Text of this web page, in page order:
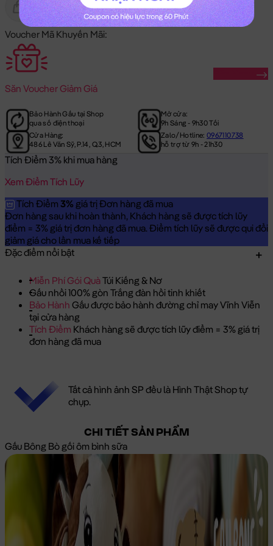
Gửi Tặng Hết Hàng
Voucher Mã Khuyến Mãi:
Săn Voucher Giảm Giá
Bảo Hành Gấu tại Shop
qua số điện thoại
Mở cửa:
9h Sáng - 9h30 Tối
Cửa Hàng:
486 Lê Văn Sỹ, P.14, Q.3, HCM
Zalo/Hotline:0967110738
hỗ trợ từ 9h - 21h30
Tích Điểm 3% khi mua hàng
Xem Điểm Tích Lũy
Tích Điểm 3% giá trị Đơn hàng đã mua
Đơn hàng sau khi hoàn thành, Khách hàng sẽ được tích lũy
điểm = 3% giá trị đơn hàng đã mua. Điểm tích lũy sẽ được qui đổi
giảm giá cho lần mua kế tiếp
Đặc điểm nổi bật
Miễn Phí Gói QuàTúi Kiếng & Nơ
Gấu nhồi 100% gòn Trắng đàn hồi tinh khiết
Bảo Hành Gấu được bảo hành đường chỉ may Vĩnh Viễn
tại cửa hàng
Tích Điểm Khách hàng sẽ được tích lũy điểm = 3% giá trị
đơn hàng đã mua
Tất cả hình ảnh SP đều là Hình Thật Shop tự
chụp.
CHI TIẾT SẢN PHẨM
Gấu Bông Bò gối ôm bình sữa